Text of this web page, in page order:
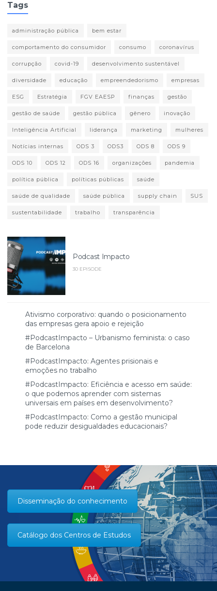
Tags
administração pública bem estar
comportamento do consumidor consumo coronavírus
corrupção covid-19 desenvolvimento sustentável
diversidade educação empreendedorismo empresas
ESG Estratégia FGV EAESP finanças gestão
gestão de saúde gestão pública gênero inovação
Inteligência Artificial liderança marketing mulheres
Notícias internas ODS 3 ODS3 ODS 8 ODS 9
ODS 10 ODS 12 ODS 16 organizações pandemia
política pública políticas públicas saúde
saúde de qualidade saúde pública supply chain SUS
sustentabilidade trabalho transparência
Podcast Impacto
30 EPISODE
Ativismo corporativo: quando o posicionamento
das empresas gera apoio e rejeição
#PodcastImpacto – Urbanismo feminista: o caso
de Barcelona
#PodcastImpacto: Agentes prisionais e
emoções no trabalho
#PodcastImpacto: Eficiência e acesso em saúde:
o que podemos aprender com sistemas
universais em países em desenvolvimento?
#PodcastImpacto: Como a gestão municipal
pode reduzir desigualdades educacionais?
Disseminação do conhecimento
Catálogo dos Centros de Estudos